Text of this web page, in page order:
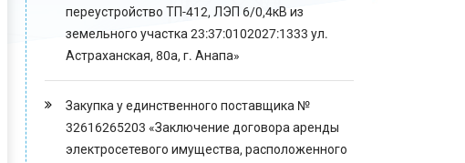
переустройство ТП-412, ЛЭП 6/0,4кВ из
земельного участка 23:37:0102027:1333 ул.
Астраханская, 80а, г. Анапа»
Закупка у единственного поставщика №
32616265203 «Заключение договора аренды
электросетевого имущества, расположенного